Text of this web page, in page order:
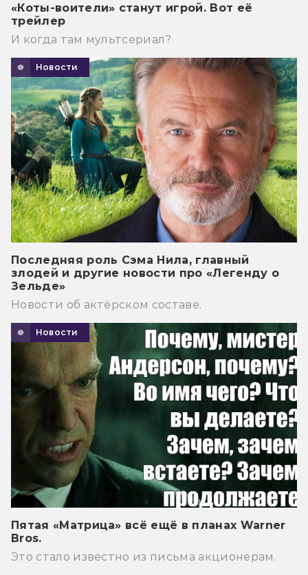
«Коты-воители» станут игрой. Вот её
трейлер
И когда там мультсериал?
Новости
Последняя роль Сэма Нила, главный
злодей и другие новости про «Легенду о
Зельде»
Новости об актёрском составе.
Новости
Пятая «Матрица» всё ещё в планах Warner
Bros.
Это стало известно из письма акционерам.